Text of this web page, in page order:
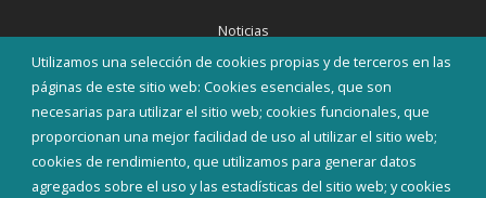
Utilizamos una selección de cookies propias y de terceros en las
páginas de este sitio web: Cookies esenciales, que son
necesarias para utilizar el sitio web; cookies funcionales, que
proporcionan una mejor facilidad de uso al utilizar el sitio web;
cookies de rendimiento, que utilizamos para generar datos
agregados sobre el uso y las estadísticas del sitio web; y cookies
Noticias
Eventos
Corporación Municipal
Teléfonos de interés
INICIAR SESIÓN
MAPA WEB